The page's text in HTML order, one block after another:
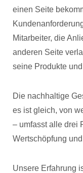
einen Seite
Mitarbeiter, die
anderen Seite
seine Produkte
Die nachhaltige
es ist gleich, von
– umfasst alle drei
Wertschöpfung
Unsere Erfahrung